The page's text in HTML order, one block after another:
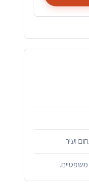
ועיר.
משפטיים.